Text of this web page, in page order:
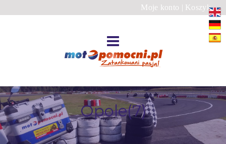
Moje konto | Koszyk
Opole(7)